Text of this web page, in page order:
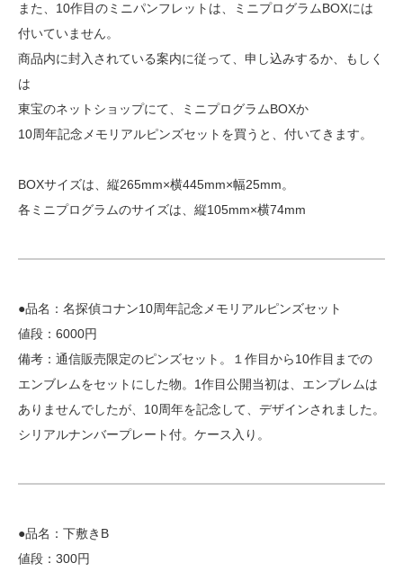
また、10作目のミニパンフレットは、ミニプログラムBOXには
付いていません。
商品内に封入されている案内に従って、申し込みするか、もしく
は
東宝のネットショップにて、ミニプログラムBOXか
10周年記念メモリアルピンズセットを買うと、付いてきます。
BOXサイズは、縦265mm×横445mm×幅25mm。
各ミニプログラムのサイズは、縦105mm×横74mm
●品名：名探偵コナン10周年記念メモリアルピンズセット
値段：6000円
備考：通信販売限定のピンズセット。１作目から10作目までの
エンブレムをセットにした物。1作目公開当初は、エンブレムは
ありませんでしたが、10周年を記念して、デザインされました。
シリアルナンバープレート付。ケース入り。
●品名：下敷きB
値段：300円